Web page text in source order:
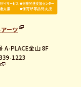
ーツ
A-PLACE金山 8F
1223